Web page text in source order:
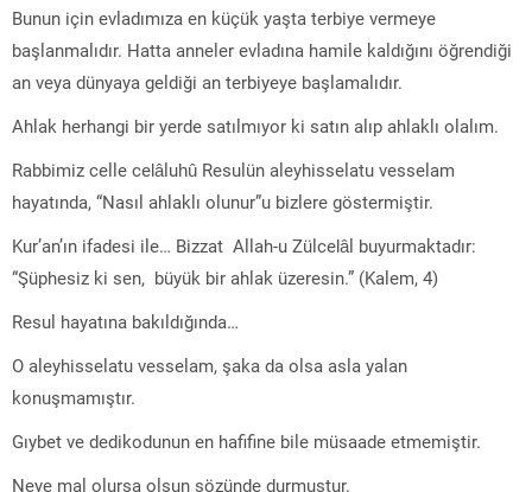
Bunun için evladımıza en küçük yaşta terbiye vermeye
başlanmalıdır. Hatta anneler evladına hamile kaldığını öğrendiği
an veya dünyaya geldiği an terbiyeye başlamalıdır.
Ahlak herhangi bir yerde satılmıyor ki satın alıp ahlaklı olalım.
Rabbimiz celle celâluhû Resulün aleyhisselatu vesselam
hayatında, “Nasıl ahlaklı olunur”u bizlere göstermiştir.
Kur’an’ın ifadesi ile… Bizzat Allah-u Zülcelâl buyurmaktadır:
“Şüphesiz ki sen, büyük bir ahlak üzeresin.” (Kalem, 4)
Resul hayatına bakıldığında…
O aleyhisselatu vesselam, şaka da olsa asla yalan
konuşmamıştır.
Gıybet ve dedikodunun en hafifine bile müsaade etmemiştir.
Neye mal olursa olsun sözünde durmuştur.